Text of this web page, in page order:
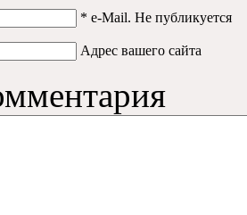
* e-Mail. Не публикуется
Адрес вашего сайта